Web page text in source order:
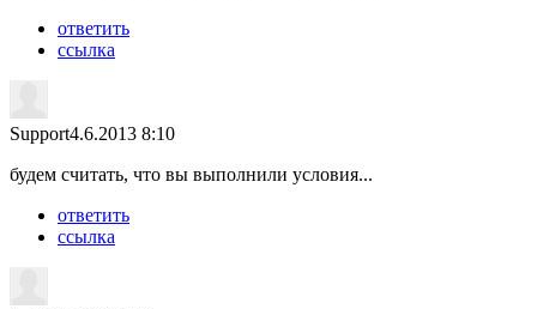
ответить
ссылка
Support4.6.2013 8:10
будем считать, что вы выполнили условия...
ответить
ссылка